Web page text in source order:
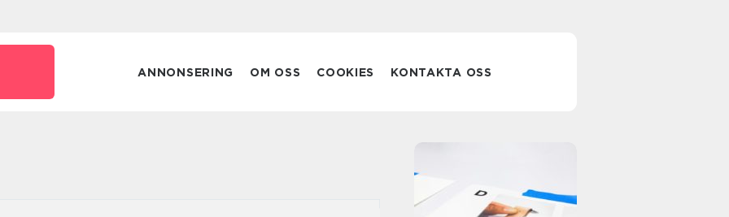
ANNONSERING OM OSS COOKIES KONTAKTA OSS